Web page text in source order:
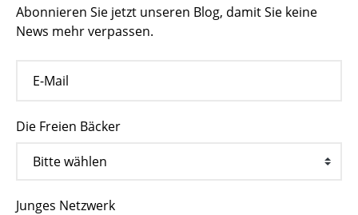
Abonnieren Sie jetzt unseren Blog, damit Sie keine
News mehr verpassen.
Die Freien Bäcker
Junges Netzwerk